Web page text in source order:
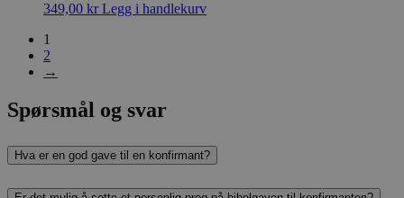
349,00 kr Legg i handlekurv
1
2
→
Spørsmål og svar
Hva er en god gave til en konfirmant?